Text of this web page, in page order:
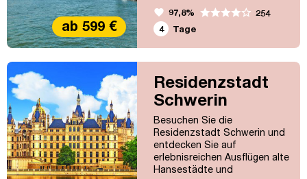
Freiburg und der Rheinfall bei
Schaffhausen stehen auf
dem Programm! Kommen Sie
mit, um die Perlen der
Schweiz zu entdecken!
ab 599 €
favorite 97,8%
254
4
Tage
Residenzstadt
Schwerin
Besuchen Sie die
Residenzstadt Schwerin und
entdecken Sie auf
erlebnisreichen Ausflügen alte
Hansestädte und